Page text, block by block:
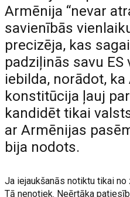
Armēnija “nevar
savienībās
precizēja, kas
padziļinās savu
iebilda, norādot,
konstitūcija ļauj
kandidēt tikai
ar Armēnijas
bija nodots.
Ja iejaukšanās notiktu tikai
Tā nenotiek. Neērtāka